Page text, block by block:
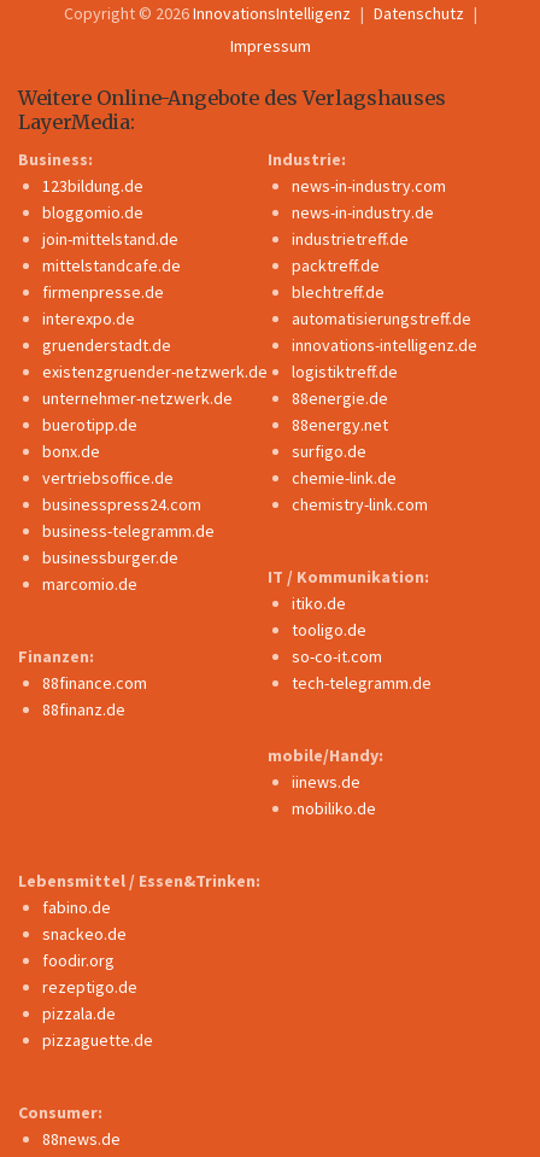
Copyright © 2026InnovationsIntelligenz
Datenschutz
Impressum
Weitere Online-Angebote des Verlagshauses
LayerMedia:
Business:
123bildung.de
bloggomio.de
join-mittelstand.de
mittelstandcafe.de
firmenpresse.de
interexpo.de
gruenderstadt.de
existenzgruender-netzwerk.de
unternehmer-netzwerk.de
buerotipp.de
bonx.de
vertriebsoffice.de
businesspress24.com
business-telegramm.de
businessburger.de
marcomio.de
Finanzen:
88finance.com
88finanz.de
Industrie:
news-in-industry.com
news-in-industry.de
industrietreff.de
packtreff.de
blechtreff.de
automatisierungstreff.de
innovations-intelligenz.de
logistiktreff.de
88energie.de
88energy.net
surfigo.de
chemie-link.de
chemistry-link.com
IT / Kommunikation:
itiko.de
tooligo.de
so-co-it.com
tech-telegramm.de
mobile/Handy:
iinews.de
mobiliko.de
Lebensmittel / Essen&Trinken:
fabino.de
snackeo.de
foodir.org
rezeptigo.de
pizzala.de
pizzaguette.de
Consumer:
88news.de